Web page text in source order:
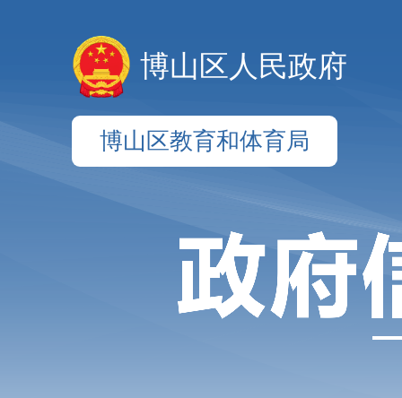
博山区人民政府
博山区教育和体育局